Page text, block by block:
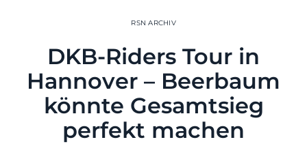
RSN ARCHIV
DKB-Riders Tour in
Hannover – Beerbaum
könnte Gesamtsieg
perfekt machen